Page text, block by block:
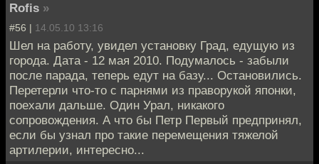
Rofis »
#56 | 14.05.10 13:16
Шел на работу, увидел установку Град, едущую из
города. Дата - 12 мая 2010. Подумалось - забыли
после парада, теперь едут на базу... Остановились.
Перетерли что-то с парнями из праворукой японки,
поехали дальше. Один Урал, никакого
сопровождения. А что бы Петр Первый предпринял,
если бы узнал про такие перемещения тяжелой
артилерии, интересно...